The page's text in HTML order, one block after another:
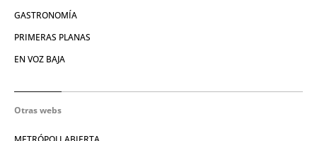
GASTRONOMÍA
PRIMERAS PLANAS
EN VOZ BAJA
Otras webs